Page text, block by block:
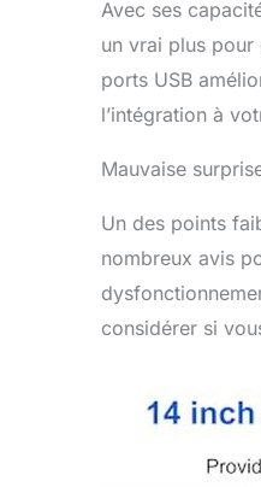
Avec ses
un vrai plus pour
ports USB
l’intégration à
Mauvaise
Un des points
nombreux avis
considérer si